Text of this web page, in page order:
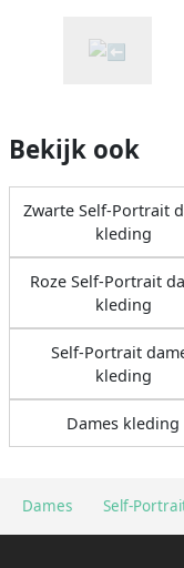
Dames Self-
Bekijk ook
Zwarte Self-Portrait
kleding
Roze Self-Portrait
kleding
Self-Portrait
kleding
Dames kleding